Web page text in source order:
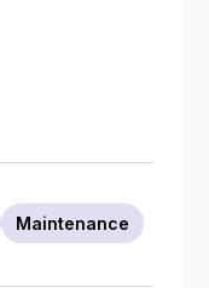
Maintenance